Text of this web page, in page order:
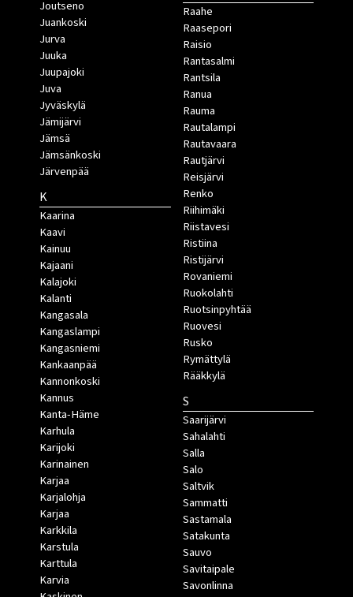
Joutseno
Juankoski
Jurva
Juuka
Juupajoki
Juva
Jyväskylä
Jämijärvi
Jämsä
Jämsänkoski
Järvenpää
K
Kaarina
Kaavi
Kainuu
Kajaani
Kalajoki
Kalanti
Kangasala
Kangaslampi
Kangasniemi
Kankaanpää
Kannonkoski
Kannus
Kanta-Häme
Karhula
Karijoki
Karinainen
Karjaa
Karjalohja
Karjaa
Karkkila
Karstula
Karttula
Karvia
Raahe
Raasepori
Raisio
Rantasalmi
Rantsila
Ranua
Rauma
Rautalampi
Rautavaara
Rautjärvi
Reisjärvi
Renko
Riihimäki
Riistavesi
Ristiina
Ristijärvi
Rovaniemi
Ruokolahti
Ruotsinpyhtää
Ruovesi
Rusko
Rymättylä
Rääkkylä
S
Saarijärvi
Sahalahti
Salla
Salo
Saltvik
Sammatti
Sastamala
Satakunta
Sauvo
Savitaipale
Savonlinna